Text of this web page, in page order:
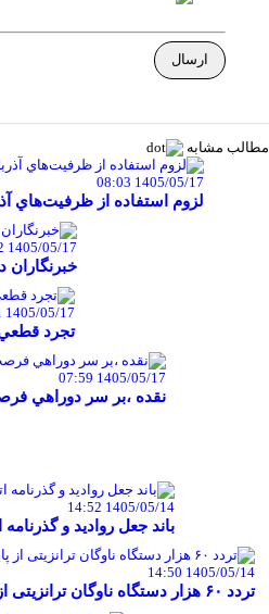
مطالب مشابه
1405/05/17 08:03
لزوم استفاده از ظرفيت‌هاي
1405/05/17 08:02
1405/05/17 08:01
تجرد
1405/05/17 07:59
نقده ،بر سر دوراهي
1405/05/14 14:52
باند جعل روادید و
1405/05/14 14:50
تردد ۶۰ هزار دستگاه ناوگان ترانزیتی از پایانه‌های مرزی آذربایجان ‌غربی